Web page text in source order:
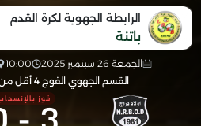
الرابطة الجهوية لكرة القدم
باتنة
الجمعة 26 سبتمبر 2025 10:00
القسم الجهوي الفوج 4 أقل من 20 سنة
فوز